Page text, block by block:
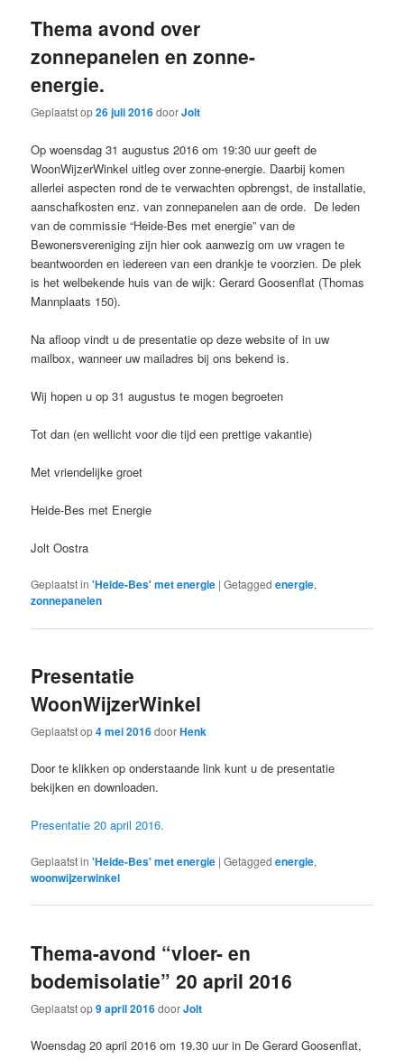
Thema avond over
zonnepanelen en zonne-
energie.
Geplaatst op26 juli 2016doorJolt
Op woensdag 31 augustus 2016 om 19:30 uur geeft de
WoonWijzerWinkel uitleg over zonne-energie. Daarbij komen
allerlei aspecten rond de te verwachten opbrengst, de installatie,
aanschafkosten enz. van zonnepanelen aan de orde. De leden
van de commissie “Heide-Bes met energie” van de
Bewonersvereniging zijn hier ook aanwezig om uw vragen te
beantwoorden en iedereen van een drankje te voorzien. De plek
is het welbekende huis van de wijk: Gerard Goosenflat (Thomas
Mannplaats 150).
Na afloop vindt u de presentatie op deze website of in uw
mailbox, wanneer uw mailadres bij ons bekend is.
Wij hopen u op 31 augustus te mogen begroeten
Tot dan (en wellicht voor die tijd een prettige vakantie)
Met vriendelijke groet
Heide-Bes met Energie
Jolt Oostra
Geplaatst in 'Heide-Bes' met energie |Getagged energie,
zonnepanelen
Presentatie
WoonWijzerWinkel
Geplaatst op4 mei 2016doorHenk
Door te klikken op onderstaande link kunt u de presentatie
bekijken en downloaden.
Presentatie 20 april 2016.
Geplaatst in 'Heide-Bes' met energie |Getagged energie,
woonwijzerwinkel
Thema-avond “vloer- en
bodemisolatie” 20 april 2016
Geplaatst op9 april 2016doorJolt
Woensdag 20 april 2016 om 19.30 uur in De Gerard Goosenflat,